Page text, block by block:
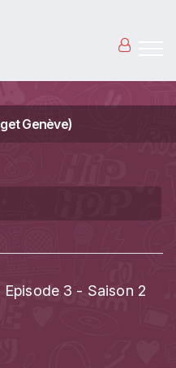
Genève)
3 - Saison 2